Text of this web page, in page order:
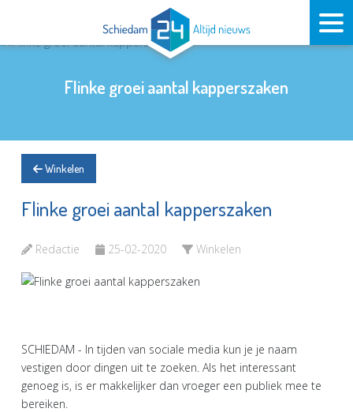
Flinke groei aantal kapperszaken
Winkelen
Flinke groei aantal kapperszaken
Redactie 25-02-2020 Winkelen
SCHIEDAM - In tijden van sociale media kun je je naam
vestigen door dingen uit te zoeken. Als het interessant
genoeg is, is er makkelijker dan vroeger een publiek mee te
bereiken.